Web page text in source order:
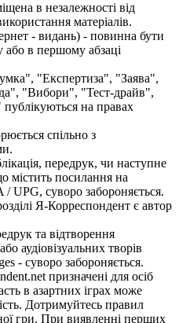
в незалежності від
матеріалів.
- видань) - повинна бути
або в першому абзаці
"Експертиза", "Заява",
"Вибори", "Тест-драйв",
на правах
спільно з
передрук, чи наступне
містить посилання на
/ UPG, суворо забороняється.
Я-Корреспондент є автор
та відтворення
аудіовізуальних творів
- суворо забороняється.
призначені для осіб
в азартних іграх може
Дотримуйтесь правил
гри. При виявленні перших